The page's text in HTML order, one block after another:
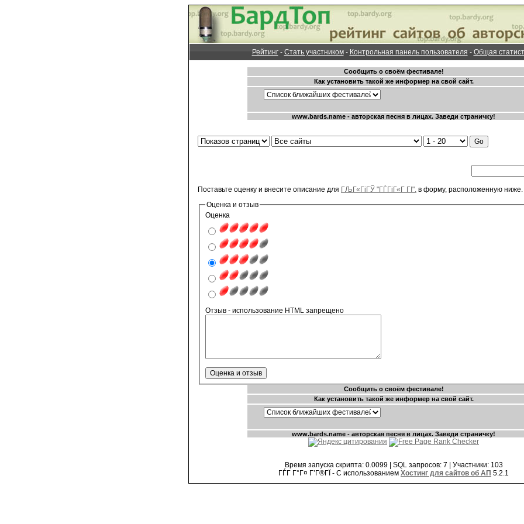
Рейтинг- Стать участником- Контрольная панель пользователя - Общая
Поставьте оценку и внесите описание для ГЉГ«ГіГЎ "ГЃГіГ«Г ГІ". в форму, расположенную ниже.
Оценка и отзыв
Оценка
Отзыв - использование HTML запрещено
Время запуска скрипта: 0.0099 | SQL запросов: 7 | Участники: 103
ГЃГ Г°Г¤ Г’Г®ГЇ - С использованием Хостинг для сайтов об АП 5.2.1